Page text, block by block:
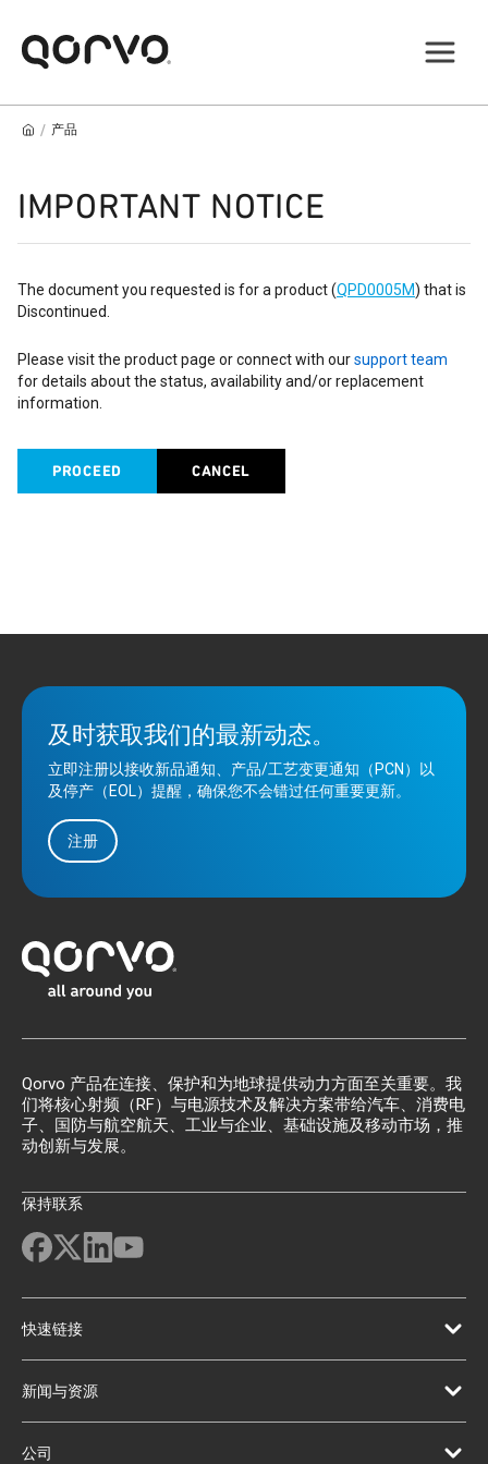
/ 产品
IMPORTANT NOTICE
The document you requested is for a product (QPD0005M) that is
Discontinued.
Please visit the product page or connect with oursupport team
for details about the status, availability and/or replacement
information.
PROCEED CANCEL
及时获取我们的最新动态。
立即注册以接收新品通知、产品/工艺变更通知（PCN）以
及停产（EOL）提醒，确保您不会错过任何重要更新。
注册
Qorvo 产品在连接、保护和为地球提供动力方面至关重要。我
们将核心射频（RF）与电源技术及解决方案带给汽车、消费电
子、国防与航空航天、工业与企业、基础设施及移动市场，推
动创新与发展。
保持联系
快速链接
新闻与资源
公司